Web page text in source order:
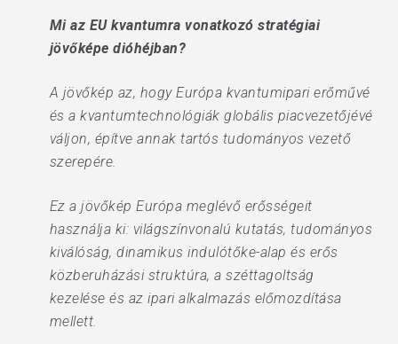
Mi az EU kvantumra vonatkozó stratégiai
jövőképe dióhéjban?
A jövőkép az, hogy Európa kvantumipari erőművé
és a kvantumtechnológiák globális piacvezetőjévé
váljon, építve annak tartós tudományos vezető
szerepére.
Ez a jövőkép Európa meglévő erősségeit
használja ki: világszínvonalú kutatás, tudományos
kiválóság, dinamikus indulótőke-alap és erős
közberuházási struktúra, a széttagoltság
kezelése és az ipari alkalmazás előmozdítása
mellett.